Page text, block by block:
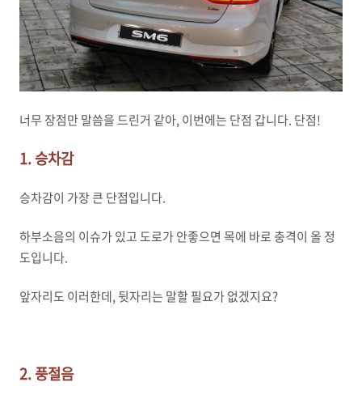
너무 장점만 말씀을 드린거 같아, 이번에는 단점 갑니다. 단점!
1. 승차감
승차감이 가장 큰 단점입니다.
하부소음의 이슈가 있고 도로가 안좋으면 목에 바로 충격이 올 정
도입니다.
앞자리도 이러한데, 뒷자리는 말할 필요가 없겠지요?
2. 풍절음